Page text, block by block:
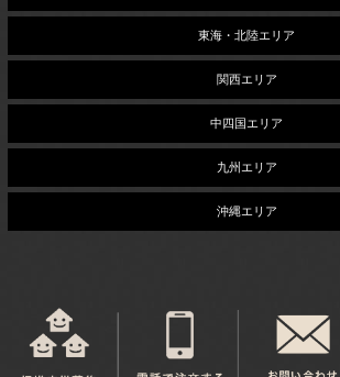
東海・北陸エリア
関西エリア
中四国エリア
九州エリア
沖縄エリア